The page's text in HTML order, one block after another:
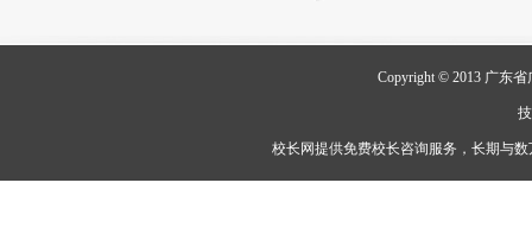
Copyright © 2013 广东
校长网提供免费校长咨询服务，长期与